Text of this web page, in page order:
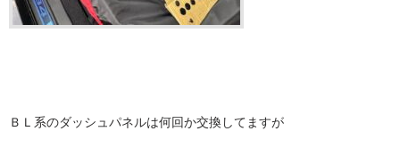
ＢＬ系のダッシュパネルは何回か交換してますが